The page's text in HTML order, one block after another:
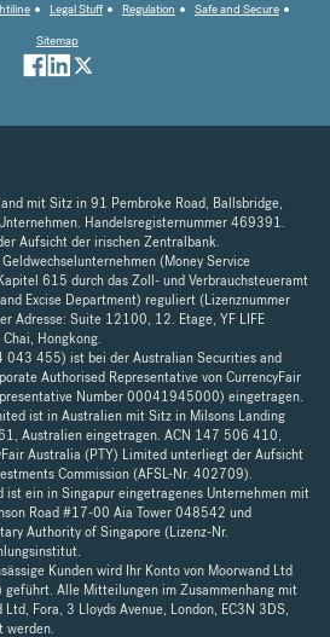
Legal Stuff Regulation
Safe and Secure
Sitemap
mit Sitz in 91 Pembroke Road, Ballsbridge,
Handelsregisternummer 469391.
Aufsicht der irischen Zentralbank.
(Money Service
615 durch das Zoll- und Verbrauchsteueramt
Excise Department) reguliert (Lizenznummer
Adresse: Suite 12100, 12. Etage, YF LIFE
Hongkong.
043 455) ist bei der Australian Securities and
Authorised Representative von CurrencyFair
Number 00041945000) eingetragen.
ist in Australien mit Sitz in Milsons Landing
Australien eingetragen. ACN 147 506 410,
Australia (PTY) Limited unterliegt der Aufsicht
Commission (AFSL-Nr. 402709).
ist ein in Singapur eingetragenes Unternehmen mit
Road #17-00 Aia Tower 048542 und
Authority of Singapore (Lizenz-Nr.
Kunden wird Ihr Konto von Moorwand Ltd
Alle Mitteilungen im Zusammenhang mit
Fora, 3 Lloyds Avenue, London, EC3N 3DS,
werden.